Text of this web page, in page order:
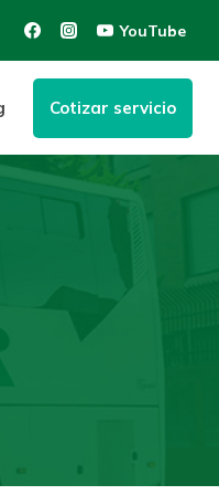
YouTube
Cotizar servicio